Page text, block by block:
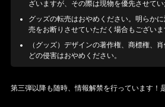
ざいますが、その際は現物を優先させてい
グッズの転売はおやめください。明らか
売をお断りさせていただく場合もございま
（グッズ）デザインの著作権、商標権、
どの侵害はおやめください。
第三弾以降も随時、情報解禁を行っています！